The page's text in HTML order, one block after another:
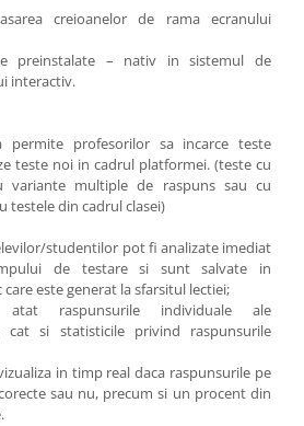
creioanelor de rama ecranului
preinstalate – nativ in sistemul de
interactiv.
permite profesorilor sa incarce teste
teste noi in cadrul platformei. (teste cu
variante multiple de raspuns sau cu
testele din cadrul clasei)
studentilor pot fi analizate imediat
de testare si sunt salvate in
este generat la sfarsitul lectiei;
atat raspunsurile individuale ale
cat si statisticile privind raspunsurile
in timp real daca raspunsurile pe
sau nu, precum si un procent din